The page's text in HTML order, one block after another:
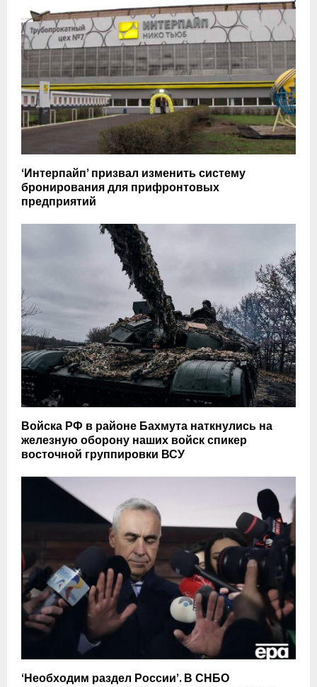
‘Интерпайп’ призвал изменить систему
бронирования для прифронтовых
предприятий
Войска РФ в районе Бахмута наткнулись на
железную оборону наших войск спикер
восточной группировки ВСУ
‘Необходим раздел России’. В СНБО